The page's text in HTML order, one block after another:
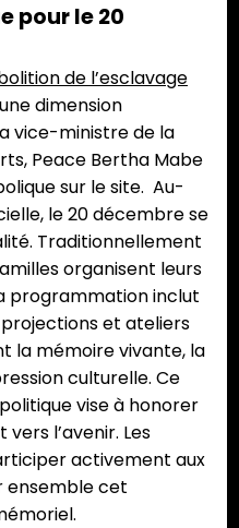
pour le 20
de l’esclavage
dimension
vice-ministre de la
Peace Bertha Mabe
sur le site. Au-
le 20 décembre se
Traditionnellement
organisent leurs
programmation inclut
et ateliers
la mémoire vivante, la
culturelle. Ce
vise à honorer
l’avenir. Les
activement aux
ensemble cet